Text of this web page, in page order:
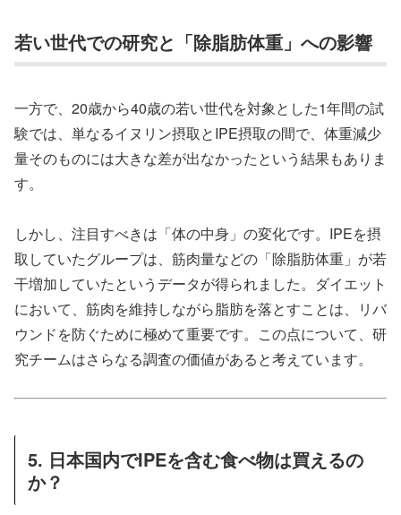
若い世代での研究と「除脂肪体重」への影響
一方で、20歳から40歳の若い世代を対象とした1年間の試
験では、単なるイヌリン摂取とIPE摂取の間で、体重減少
量そのものには大きな差が出なかったという結果もありま
す。
しかし、注目すべきは「体の中身」の変化です。IPEを摂
取していたグループは、筋肉量などの「除脂肪体重」が若
干増加していたというデータが得られました。ダイエット
において、筋肉を維持しながら脂肪を落とすことは、リバ
ウンドを防ぐために極めて重要です。この点について、研
究チームはさらなる調査の価値があると考えています。
5. 日本国内でIPEを含む食べ物は買えるの
か？